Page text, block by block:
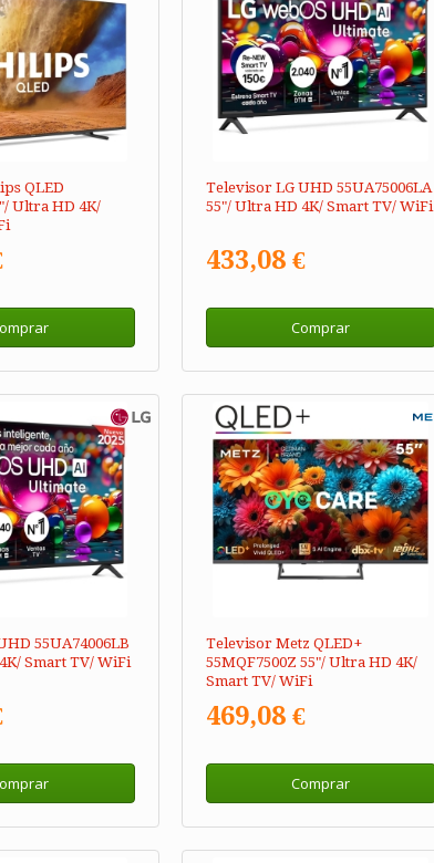
QLED
Ultra HD 4K/
Televisor LG UHD 55UA75006LA
55"/ Ultra HD 4K/ Smart TV/ WiFi
433,08 €
Comprar
55UA74006LB
Smart TV/ WiFi
Televisor Metz QLED+
55MQF7500Z 55"/ Ultra HD 4K/
Smart TV/ WiFi
469,08 €
Comprar